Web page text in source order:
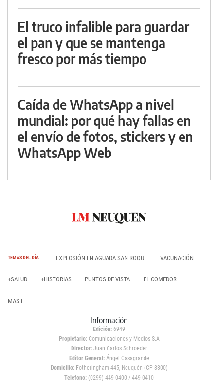
El truco infalible para guardar
el pan y que se mantenga
fresco por más tiempo
Caída de WhatsApp a nivel
mundial: por qué hay fallas en
el envío de fotos, stickers y en
WhatsApp Web
TEMAS DEL DÍA EXPLOSIÓN EN AGUADA SAN ROQUE VACUNACIÓN
+SALUD +HISTORIAS PUNTOS DE VISTA EL COMEDOR
MAS E
Información
Edición: 6949
Propietario:Comunicaciones y Medios S.A
Director: Juan Carlos Schroeder
Editor General:Ángel Casagrande
Domicilio:Fotheringham 445, Neuquén (CP 8300)
Teléfono: (0299) 449 0400 / 449 0410